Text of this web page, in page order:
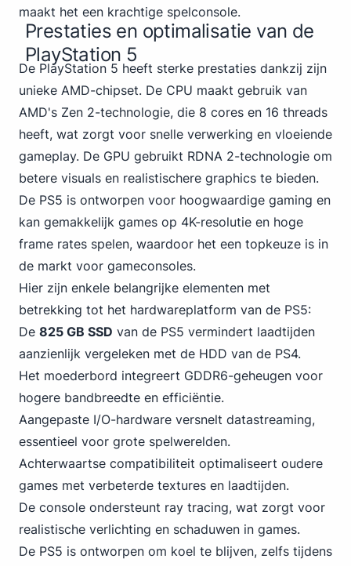
maakt het een krachtige spelconsole.
Prestaties en optimalisatie van de
PlayStation 5
De PlayStation 5 heeft sterke prestaties dankzij zijn
unieke AMD-chipset. De CPU maakt gebruik van
AMD's Zen 2-technologie, die 8 cores en 16 threads
heeft, wat zorgt voor snelle verwerking en vloeiende
gameplay. De GPU gebruikt RDNA 2-technologie om
betere visuals en realistischere graphics te bieden.
De PS5 is ontworpen voor hoogwaardige gaming en
kan gemakkelijk games op 4K-resolutie en hoge
frame rates spelen, waardoor het een topkeuze is in
de markt voor gameconsoles.
Hier zijn enkele belangrijke elementen met
betrekking tot het hardwareplatform van de PS5:
De 825 GB SSD van de PS5 vermindert laadtijden
aanzienlijk vergeleken met de HDD van de PS4.
Het moederbord integreert GDDR6-geheugen voor
hogere bandbreedte en efficiëntie.
Aangepaste I/O-hardware versnelt datastreaming,
essentieel voor grote spelwerelden.
Achterwaartse compatibiliteit optimaliseert oudere
games met verbeterde textures en laadtijden.
De console ondersteunt ray tracing, wat zorgt voor
realistische verlichting en schaduwen in games.
De PS5 is ontworpen om koel te blijven, zelfs tijdens